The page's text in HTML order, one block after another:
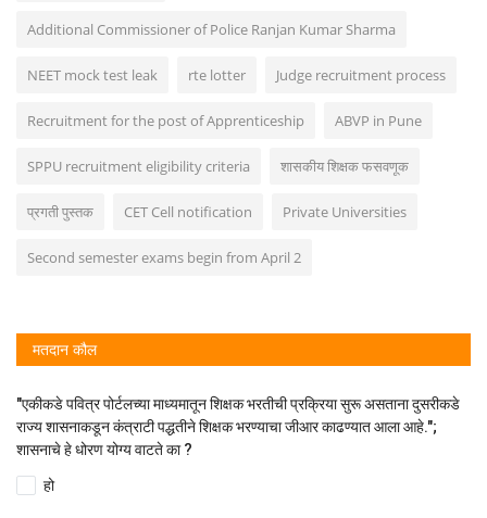
Additional Commissioner of Police Ranjan Kumar Sharma
NEET mock test leak rte lotter Judge recruitment process
Recruitment for the post of Apprenticeship ABVP in Pune
SPPU recruitment eligibility criteria शासकीय शिक्षक फसवणूक
प्रगती पुस्तक CET Cell notification Private Universities
Second semester exams begin from April 2
मतदान कौल
"एकीकडे पवित्र पोर्टलच्या माध्यमातून शिक्षक भरतीची प्रक्रिया सुरू असताना दुसरीकडे
राज्य शासनाकडून कंत्राटी पद्धतीने शिक्षक भरण्याचा जीआर काढण्यात आला आहे.";
शासनाचे हे धोरण योग्य वाटते का ?
हो